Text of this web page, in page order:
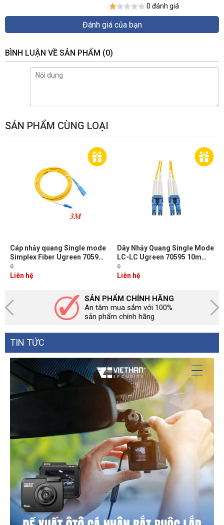
0 đánh giá
Đánh giá của bạn
BÌNH LUẬN VỀ SẢN PHẨM (0)
SẢN PHẨM CÙNG LOẠI
Cáp nhảy quang Single mode
Simplex Fiber Ugreen 70596
Dài 3M đầu LC-SC Màu Vàng
NW217
0
Liên hệ
Dây Nhảy Quang Single Mode
LC-LC Ugreen 70595 10m
Chuẩn UPC, Bước Sóng
1310/1550nm
0
Liên hệ
SẢN PHẨM CHÍNH HÃNG
An tâm mua sắm với 100%
sản phẩm chính hãng
TIN TỨC